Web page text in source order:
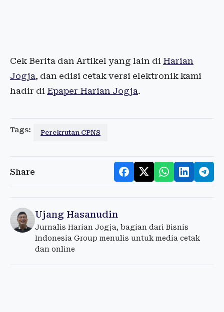
Cek Berita dan Artikel yang lain di Harian
Jogja, dan edisi cetak versi elektronik kami
hadir di Epaper Harian Jogja.
Tags: Perekrutan CPNS
Share
Ujang Hasanudin
Jurnalis Harian Jogja, bagian dari Bisnis
Indonesia Group menulis untuk media cetak
dan online